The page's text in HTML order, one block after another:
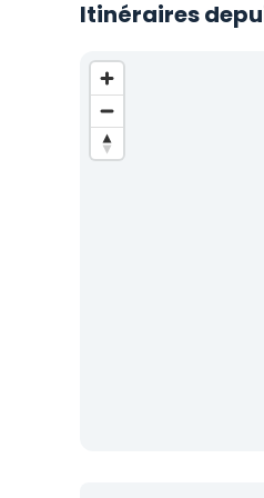
Itinéraires